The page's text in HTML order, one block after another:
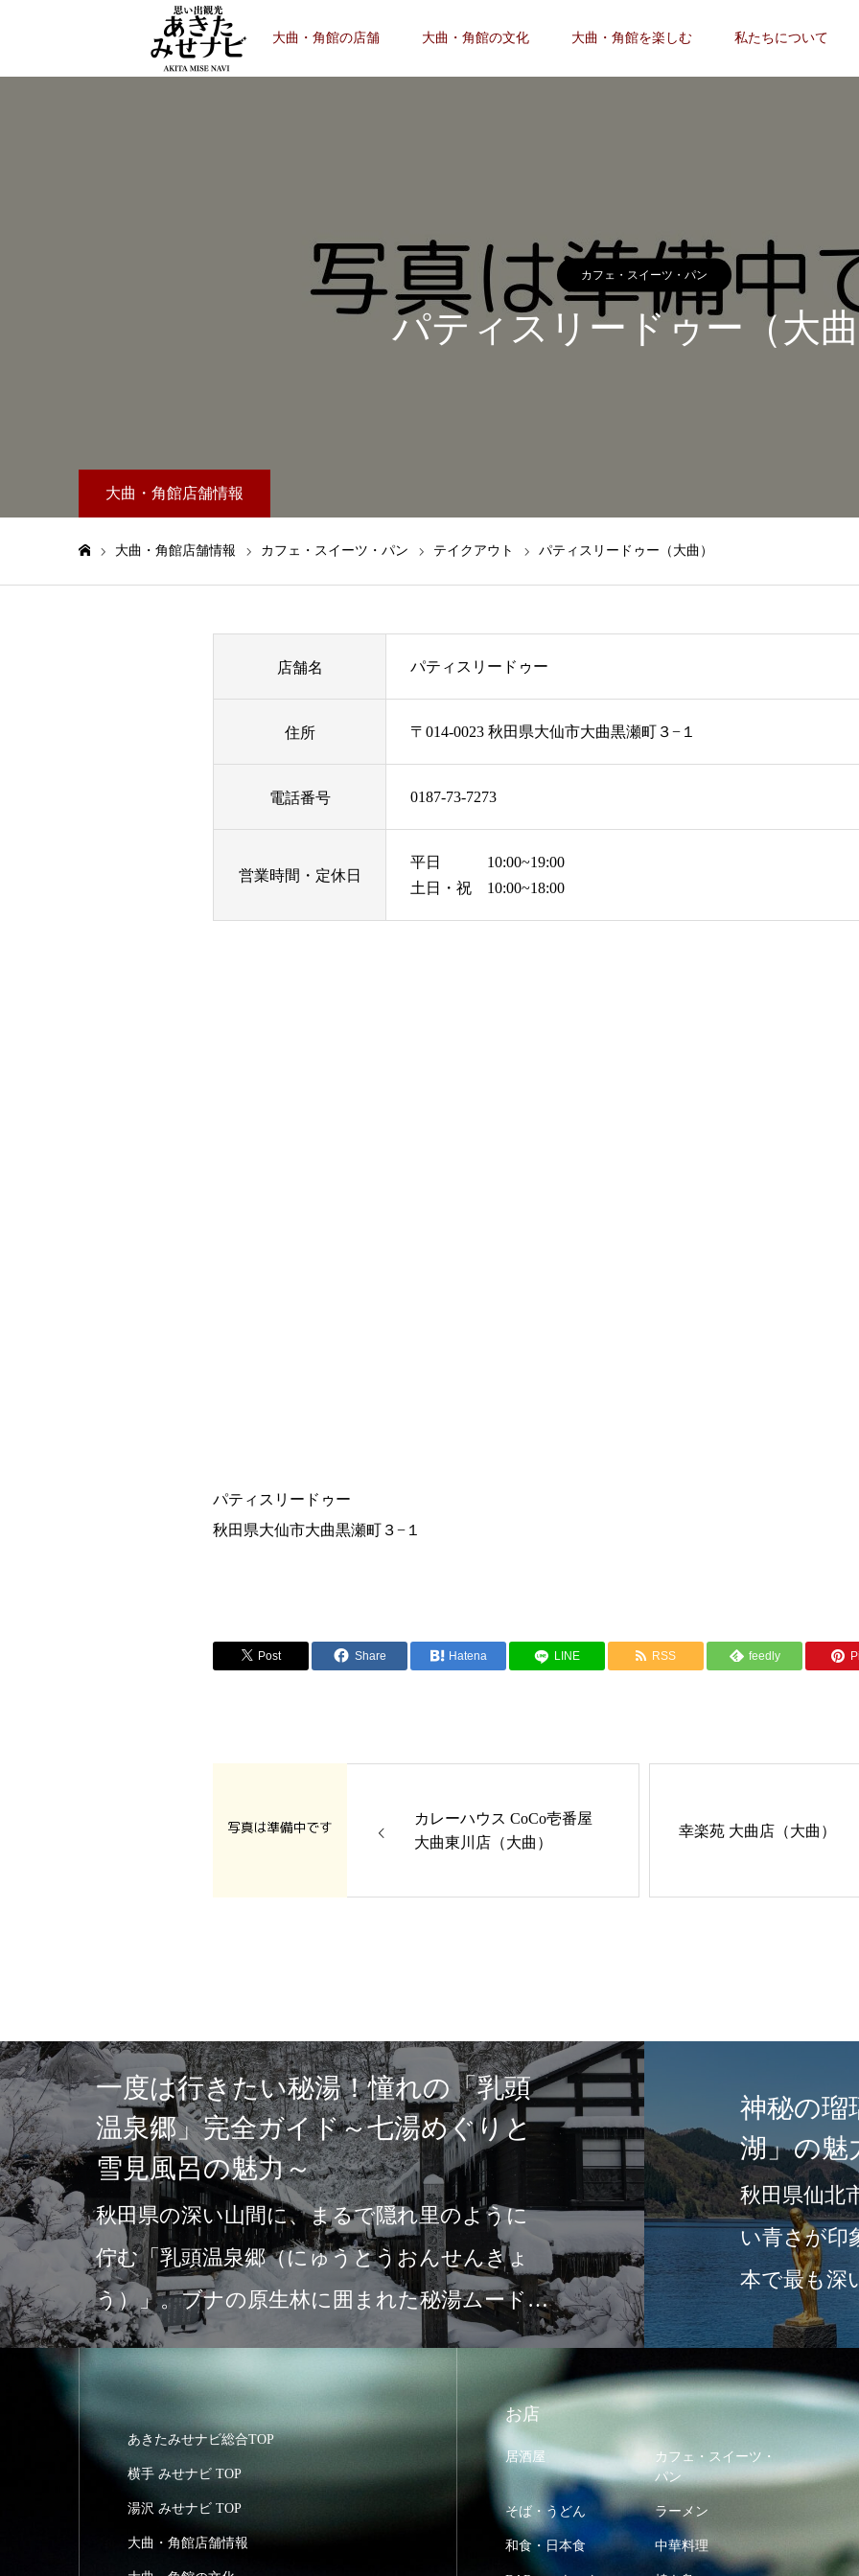
大曲・角館の店舗 大曲・角館の文化 大曲・角館を楽しむ 私たちについて
カフェ・スイーツ・パン
パティスリードゥー（大曲
大曲・角館店舗情報
大曲・角館店舗情報 カフェ・スイーツ・パン テイクアウト パティスリードゥー（大曲）
店舗名 パティスリードゥー
住所 〒014-0023 秋田県大仙市大曲黒瀬町３−１
電話番号 0187-73-7273
営業時間・定休日
平日 10:00~19:00
土日・祝 10:00~18:00
パティスリードゥー
秋田県大仙市大曲黒瀬町３−１
Post Share Hatena LINE RSS feedly
カレーハウス CoCo壱番屋
大曲東川店（大曲）
幸楽苑 大曲店（大曲）
一度は行きたい秘湯！憧れの「乳頭
温泉郷」完全ガイド～七湯めぐりと
雪見風呂の魅力～
秋田県の深い山間に、まるで隠れ里のように
佇む「乳頭温泉郷（にゅうとうおんせんきょ
う）」。ブナの原生林に囲まれた秘湯ムード満
点のこの地には、…
神秘の瑠
湖」の魅
秋田県仙北
い青さが印
本で最も深
美しさと「
あきたみせナビ総合TOP
横手 みせナビ TOP
湯沢 みせナビ TOP
大曲・角館店舗情報
お店
居酒屋
カフェ・スイーツ・
パン
そば・うどん ラーメン
和食・日本食 中華料理